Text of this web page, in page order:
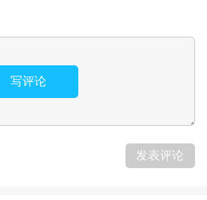
写评论
发表评论